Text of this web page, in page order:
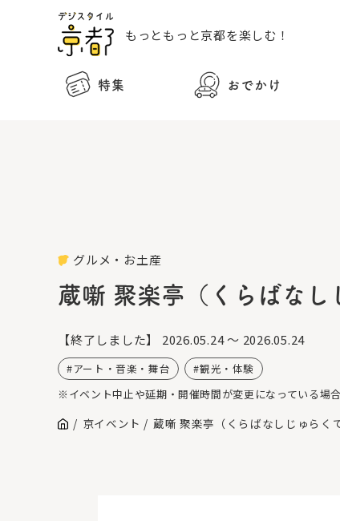
もっともっと京都を楽しむ！
特集 おでかけ
グルメ・お土産
蔵噺 聚楽亭（くらばなし
【終了しました】 2026.05.24 ～ 2026.05.24
アート・音楽・舞台
観光・体験
※イベント中止や延期・開催時間が変更になっている場
京イベント 蔵噺 聚楽亭（くらばなしじゅらく